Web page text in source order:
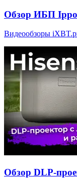
Обзор ИБП
Видеообзоры
Обзор DLP-